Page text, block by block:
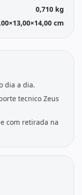
0,710 kg
cm
dia a dia.
tecnico Zeus
com retirada na